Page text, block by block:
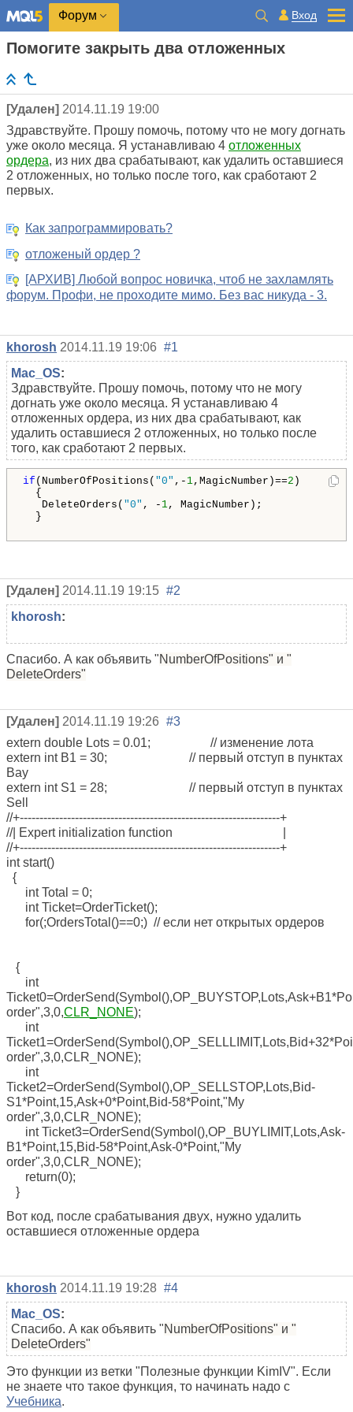
Форум Вход
Помогите закрыть два отложенных
[Удален] 2014.11.19 19:00
Здравствуйте. Прошу помочь, потому что не могу догнать
уже около месяца. Я устанавливаю 4 отложенных
ордера, из них два срабатывают, как удалить оставшиеся
2 отложенных, но только после того, как сработают 2
первых.
Как запрограммировать?
отложеный ордер ?
[АРХИВ] Любой вопрос новичка, чтоб не захламлять
форум. Профи, не проходите мимо. Без вас никуда - 3.
khorosh 2014.11.19 19:06 #1
Mac_OS:
Здравствуйте. Прошу помочь, потому что не могу
догнать уже около месяца. Я устанавливаю 4
отложенных ордера, из них два срабатывают, как
удалить оставшиеся 2 отложенных, но только после
того, как сработают 2 первых.
if (NumberOfPositions( "0" ,- 1,MagicNumber)==2 )
{
DeleteOrders( "0" , - 1, MagicNumber);
}
[Удален] 2014.11.19 19:15 #2
khorosh:
Спасибо. А как объявить "NumberOfPositions" и "
DeleteOrders"
[Удален] 2014.11.19 19:26 #3
extern double Lots = 0.01; // изменение лота
extern int B1 = 30; // первый отступ в пунктах
Bay
extern int S1 = 28; // первый отступ в пунктах
Sell
//+------------------------------------------------------------------+
//| Expert initialization function |
//+------------------------------------------------------------------+
int start()
{
int Total = 0;
int Ticket=OrderTicket();
for(;OrdersTotal()==0;) // если нет открытых ордеров
{
int
order",3,0,CLR_NONE);
int
order",3,0,CLR_NONE);
int
Ticket2=OrderSend(Symbol(),OP_SELLSTOP,Lots,Bid-
S1*Point,15,Ask+0*Point,Bid-58*Point,"My
order",3,0,CLR_NONE);
int Ticket3=OrderSend(Symbol(),OP_BUYLIMIT,Lots,Ask-
B1*Point,15,Bid-58*Point,Ask-0*Point,"My
order",3,0,CLR_NONE);
return(0);
}
Вот код, после срабатывания двух, нужно удалить
оставшиеся отложенные ордера
khorosh 2014.11.19 19:28 #4
Mac_OS:
Спасибо. А как объявить "NumberOfPositions" и "
DeleteOrders"
Это функции из ветки "Полезные функции KimIV". Если
не знаете что такое функция, то начинать надо с
Учебника.